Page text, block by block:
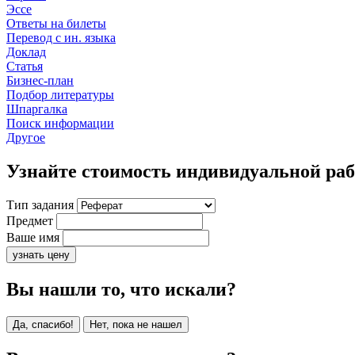
Эссе
Ответы на билеты
Перевод с ин. языка
Доклад
Статья
Бизнес-план
Подбор литературы
Шпаргалка
Поиск информации
Другое
Узнайте стоимость индивидуальной
Тип задания
Предмет
Ваше имя
узнать цену
Вы нашли то, что искали?
Да, спасибо! Нет, пока не нашел